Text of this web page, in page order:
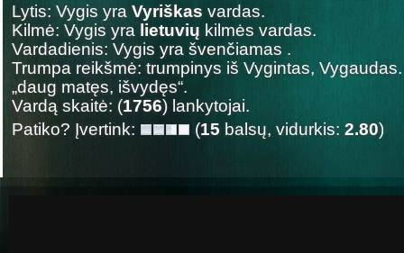
Lytis: Vygis yra Vyriškas vardas.
Kilmė: Vygis yra lietuvių kilmės vardas.
Vardadienis: Vygis yra švenčiamas .
Trumpa reikšmė: trumpinys iš Vygintas,
„daug matęs, išvydęs“.
Vardą skaitė: (1756) lankytojai.
Patiko? Įvertink:
(15 balsų, vidurkis: 2.80)